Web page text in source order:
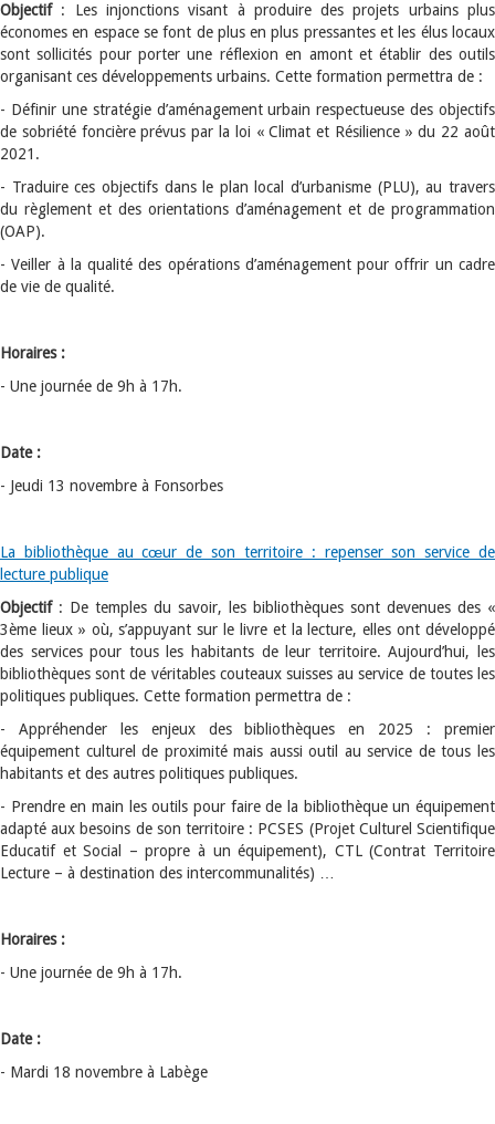
Objectif : Les injonctions visant à produire des projets urbains plus
économes en espace se font de plus en plus pressantes et les élus locaux
sont sollicités pour porter une réflexion en amont et établir des outils
organisant ces développements urbains. Cette formation permettra de :
- Définir une stratégie d’aménagement urbain respectueuse des objectifs
de sobriété foncière prévus par la loi « Climat et Résilience » du 22 août
2021.
- Traduire ces objectifs dans le plan local d’urbanisme (PLU), au travers
du règlement et des orientations d’aménagement et de programmation
(OAP).
- Veiller à la qualité des opérations d’aménagement pour offrir un cadre
de vie de qualité.
Horaires :
- Une journée de 9h à 17h.
Date :
- Jeudi 13 novembre à Fonsorbes
La bibliothèque au cœur de son territoire : repenser son service de
lecture publique
Objectif: De temples du savoir, les bibliothèques sont devenues des «
3ème lieux » où, s’appuyant sur le livre et la lecture, elles ont développé
des services pour tous les habitants de leur territoire. Aujourd’hui, les
bibliothèques sont de véritables couteaux suisses au service de toutes les
politiques publiques. Cette formation permettra de :
- Appréhender les enjeux des bibliothèques en 2025 : premier
équipement culturel de proximité mais aussi outil au service de tous les
habitants et des autres politiques publiques.
- Prendre en main les outils pour faire de la bibliothèque un équipement
adapté aux besoins de son territoire : PCSES (Projet Culturel Scientifique
Educatif et Social – propre à un équipement), CTL (Contrat Territoire
Lecture – à destination des intercommunalités) …
Horaires :
- Une journée de 9h à 17h.
Date :
- Mardi 18 novembre à Labège